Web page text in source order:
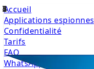
Accueil
Applications espionnes
Confidentialité
Tarifs
FAQ
WhatsApp